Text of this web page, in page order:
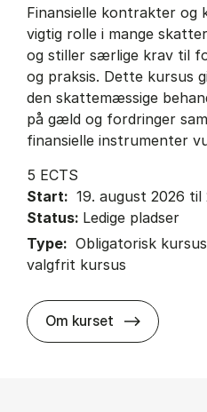
Finansielle kontrakter og
vigtig rolle i mange
og stiller særlige krav til
og praksis. Dette kursus
den skattemæssige
på gæld og fordringer
finansielle instrumenter
5 ECTS
Start: 19. august 2026
Status: Ledige pladser
Type: Obligatorisk
valgfrit kursus
Om kurset about